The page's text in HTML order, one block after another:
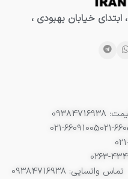
ابتدای خیابان بهبودی ،
021-
021-66091005
0263-
تماس واتساپی: 09384716938